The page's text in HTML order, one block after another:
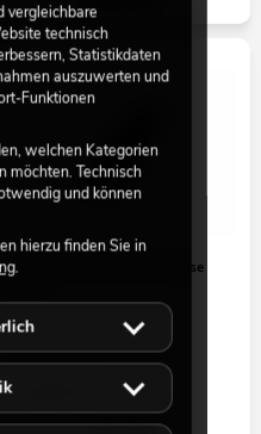
OMNITRONIC IP XLR Buchse
No. 30208436
Bestand reicht ca. 12 Wo.
vergleichbare
technisch
Statistikdaten
auszuwerten und
Funktionen
welchen Kategorien
möchten. Technisch
und können
hierzu finden Sie in
.